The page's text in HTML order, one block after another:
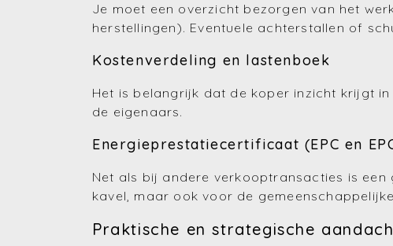
Je moet een overzicht bezorgen van het
herstellingen). Eventuele achterstallen of
Kostenverdeling en lastenboek
Het is belangrijk dat de koper inzicht krijgt
de eigenaars.
Energieprestatiecertificaat (EPC en
Net als bij andere verkooptransacties is
kavel, maar ook voor de
Praktische en strategische